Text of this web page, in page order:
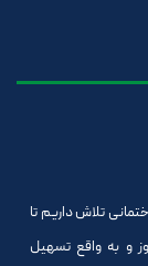
تلاش داریم تا
و به واقع تسهیل